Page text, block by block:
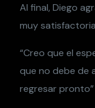
Al final, Diego
muy
“Creo que el
que no debe de
regresar